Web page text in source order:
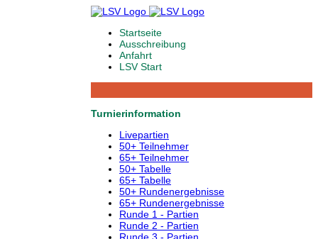
Startseite
Ausschreibung
Anfahrt
LSV Start
Turnierinformation
Livepartien
50+ Teilnehmer
65+ Teilnehmer
50+ Tabelle
65+ Tabelle
50+ Rundenergebnisse
65+ Rundenergebnisse
Runde 1 - Partien
Runde 2 - Partien